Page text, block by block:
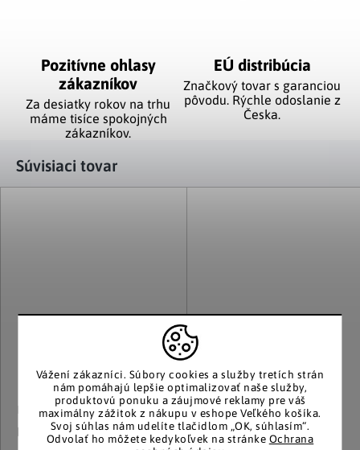
Vážení zákazníci. Súbory cookies a služby tretích strán
nám pomáhajú lepšie optimalizovať naše služby,
produktovú ponuku a záujmové reklamy pre váš
maximálny zážitok z nákupu v eshope Veľkého košíka.
Svoj súhlas nám udelíte tlačidlom „OK, súhlasím“.
Odvolať ho môžete kedykoľvek na stránke Ochrana
Pozitívne ohlasy
zákazníkov
Za desiatky rokov na trhu
máme tisíce spokojných
zákazníkov.
EÚ distribúcia
Značkový tovar s garanciou
pôvodu. Rýchle odoslanie z
Česka.
Súvisiaci tovar
Die moderne Hausfrau
Pasca na osy, žltá
Weltbild
Záhradné zápichy Kvety,
súprava 6 ks